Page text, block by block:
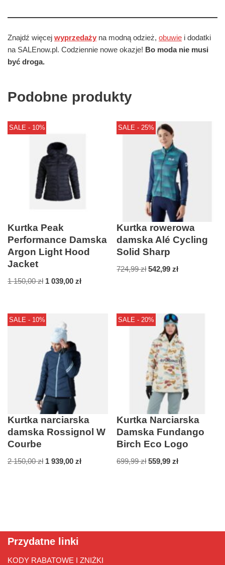
Znajdź więcej wyprzedaży na modną odzież, obuwie i dodatki
na SALEnow.pl. Codziennie nowe okazje! Bo moda nie musi
być droga.
Podobne produkty
SALE - 10%
Kurtka Peak
Performance Damska
Argon Light Hood
Jacket
1 150,00zł 1 039,00 zł
SALE - 25%
Kurtka rowerowa
damska Alé Cycling
Solid Sharp
724,99zł 542,99zł
SALE - 10%
Kurtka narciarska
damska Rossignol W
Courbe
2 150,00zł 1 939,00 zł
SALE - 20%
Kurtka Narciarska
Damska Fundango
Birch Eco Logo
699,99zł 559,99zł
Przydatne linki
KODY RABATOWE I ZNIŻKI